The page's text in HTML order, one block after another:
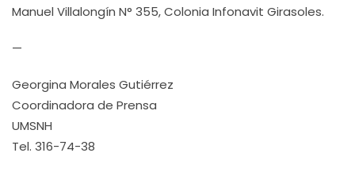
Manuel Villalongín N° 355, Colonia Infonavit Girasoles.
—
Georgina Morales Gutiérrez
Coordinadora de Prensa
UMSNH
Tel. 316-74-38